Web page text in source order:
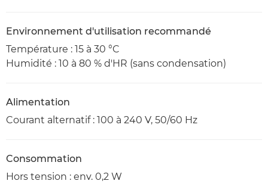
Environnement d'utilisation recommandé
Température : 15 à 30 °C
Humidité : 10 à 80 % d'HR (sans condensation)
Alimentation
Courant alternatif : 100 à 240 V, 50/60 Hz
Consommation
Hors tension : env. 0,2 W